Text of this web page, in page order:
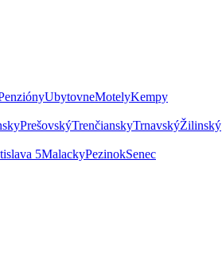
UbytovneMotelyKempy
PrešovskýTrenčianskyTrnavskýŽilinský
5MalackyPezinokSenec